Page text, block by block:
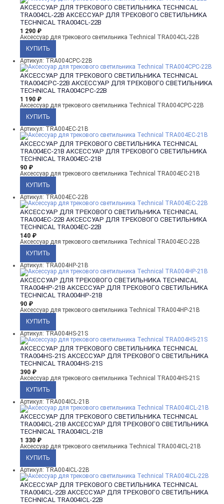
АКСЕССУАР ДЛЯ ТРЕКОВОГО СВЕТИЛЬНИКА TECHNICAL
TRA004CL-22B АКСЕССУАР ДЛЯ ТРЕКОВОГО СВЕТИЛЬНИКА
TECHNICAL TRA004CL-22B
1 290 ₽
Аксессуар для трекового светильника Technical TRA004CL-22B
Артикул: TRA004CPC-22B
АКСЕССУАР ДЛЯ ТРЕКОВОГО СВЕТИЛЬНИКА TECHNICAL
TRA004CPC-22B АКСЕССУАР ДЛЯ ТРЕКОВОГО СВЕТИЛЬНИКА
TECHNICAL TRA004CPC-22B
1 190 ₽
Аксессуар для трекового светильника Technical TRA004CPC-22B
Артикул: TRA004EC-21B
АКСЕССУАР ДЛЯ ТРЕКОВОГО СВЕТИЛЬНИКА TECHNICAL
TRA004EC-21B АКСЕССУАР ДЛЯ ТРЕКОВОГО СВЕТИЛЬНИКА
TECHNICAL TRA004EC-21B
90 ₽
Аксессуар для трекового светильника Technical TRA004EC-21B
Артикул: TRA004EC-22B
АКСЕССУАР ДЛЯ ТРЕКОВОГО СВЕТИЛЬНИКА TECHNICAL
TRA004EC-22B АКСЕССУАР ДЛЯ ТРЕКОВОГО СВЕТИЛЬНИКА
TECHNICAL TRA004EC-22B
140 ₽
Аксессуар для трекового светильника Technical TRA004EC-22B
Артикул: TRA004HP-21B
АКСЕССУАР ДЛЯ ТРЕКОВОГО СВЕТИЛЬНИКА TECHNICAL
TRA004HP-21B АКСЕССУАР ДЛЯ ТРЕКОВОГО СВЕТИЛЬНИКА
TECHNICAL TRA004HP-21B
90 ₽
Аксессуар для трекового светильника Technical TRA004HP-21B
Артикул: TRA004HS-21S
АКСЕССУАР ДЛЯ ТРЕКОВОГО СВЕТИЛЬНИКА TECHNICAL
TRA004HS-21S АКСЕССУАР ДЛЯ ТРЕКОВОГО СВЕТИЛЬНИКА
TECHNICAL TRA004HS-21S
390 ₽
Аксессуар для трекового светильника Technical TRA004HS-21S
Артикул: TRA004ICL-21B
АКСЕССУАР ДЛЯ ТРЕКОВОГО СВЕТИЛЬНИКА TECHNICAL
TRA004ICL-21B АКСЕССУАР ДЛЯ ТРЕКОВОГО СВЕТИЛЬНИКА
TECHNICAL TRA004ICL-21B
1 330 ₽
Аксессуар для трекового светильника Technical TRA004ICL-21B
Артикул: TRA004ICL-22B
АКСЕССУАР ДЛЯ ТРЕКОВОГО СВЕТИЛЬНИКА TECHNICAL
TRA004ICL-22B АКСЕССУАР ДЛЯ ТРЕКОВОГО СВЕТИЛЬНИКА
TECHNICAL TRA004ICL-22B